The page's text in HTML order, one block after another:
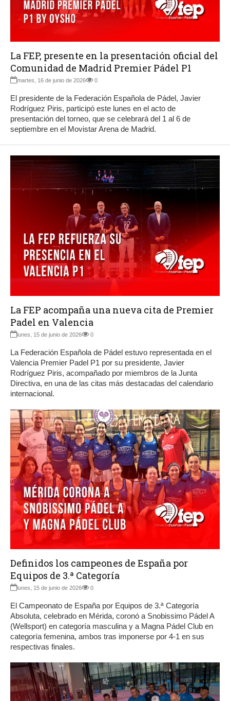
La FEP, presente en la presentación oficial del
Comunidad de Madrid Premier Pádel P1
martes, 16 de junio de 2026 0
El presidente de la Federación Española de Pádel, Javier
Rodríguez Piris, participó este lunes en el acto de
presentación del torneo, que se celebrará del 1 al 6 de
septiembre en el Movistar Arena de Madrid.
La FEP acompaña una nueva cita de Premier
Padel en Valencia
lunes, 15 de junio de 2026 0
La Federación Española de Pádel estuvo representada en el
Valencia Premier Padel P1 por su presidente, Javier
Rodríguez Piris, acompañado por miembros de la Junta
Directiva, en una de las citas más destacadas del calendario
internacional.
Definidos los campeones de España por
Equipos de 3.ª Categoría
lunes, 15 de junio de 2026 0
El Campeonato de España por Equipos de 3.ª Categoría
Absoluta, celebrado en Mérida, coronó a Snobissimo Pádel A
(Wellsport) en categoría masculina y a Magna Pádel Club en
categoría femenina, ambos tras imponerse por 4-1 en sus
respectivas finales.